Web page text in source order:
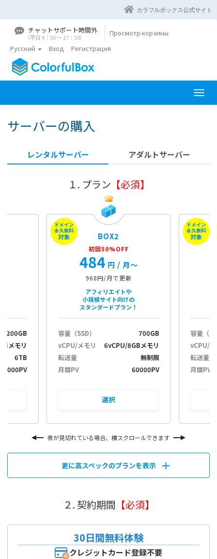
カラフルボックス公式サイト
チャットサポート時間外
（平日 9：30 〜 17：30）
Просмотр корзины
Русский
Вход Регистрация
П
е
а
в
и
г
サーバーの購入
レンタルサーバー アダルトサーバー
１. プラン 【必須】
200GB
メモリ
6TB
ドメイン
永久無料
対象 BOX2
初回50%OFF
484 円 / 月〜
968円/月で更新
アフィリエイトや
小規模サイト向けの
スタンダードプラン！
容量（SSD）
700GB
vCPU/メモリ
6vCPU/8GBメモリ
転送量
無制限
月間PV
60000PV
選択
ドメイン
永久無料
対象
容量（
vCPU/
転送量
月間PV
表が見切れている場合、横スクロールできます
更に高スペックのプランを表示
２. 契約期間 【必須】
30日間無料体験
クレジットカード登録不要